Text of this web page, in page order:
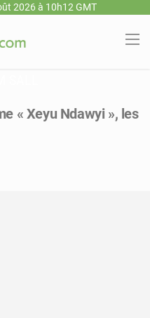
2026 à 10h12 GMT
« Xeyu Ndawyi », les